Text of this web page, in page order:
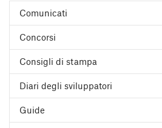
Comunicati
Concorsi
Consigli di stampa
Diari degli sviluppatori
Guide